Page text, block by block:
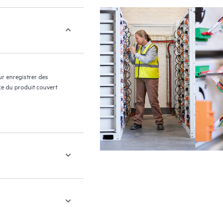
ressources HPE qui favoriseront
performances de la périphérie au cloud.
enregistrer des
du produit couvert